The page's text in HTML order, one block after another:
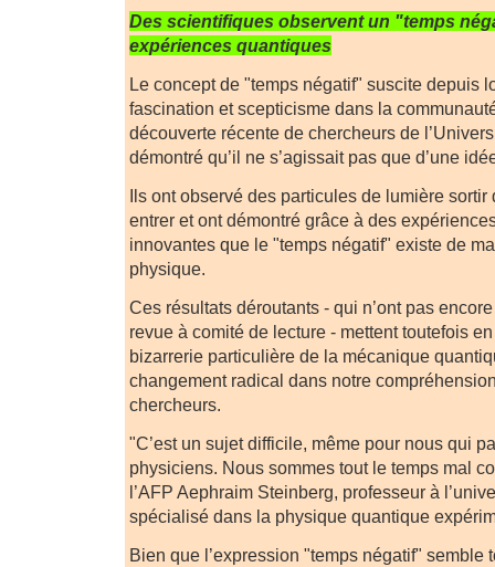
Des scientifiques observent un "temps
expériences quantiques
Le concept de "temps négatif" suscite depuis
fascination et scepticisme dans la
découverte récente de chercheurs de
démontré qu’il ne s’agissait pas que d’une
Ils ont observé des particules de lumière sortir
entrer et ont démontré grâce à des
innovantes que le "temps négatif" existe de
physique.
Ces résultats déroutants - qui n’ont pas
revue à comité de lecture - mettent toutefois
bizarrerie particulière de la mécanique
changement radical dans notre
chercheurs.
"C’est un sujet difficile, même pour nous qui
physiciens. Nous sommes tout le temps mal
l’AFP Aephraim Steinberg, professeur à
spécialisé dans la physique quantique
Bien que l’expression "temps négatif" semble